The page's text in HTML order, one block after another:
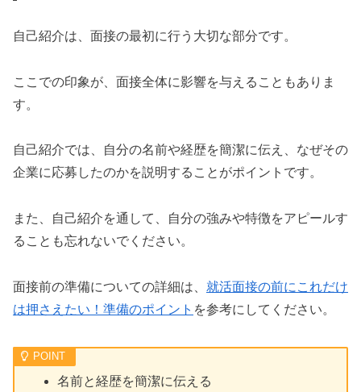
自己紹介は、面接の最初に行う大切な部分です。
ここでの印象が、面接全体に影響を与えることもありま
す。
自己紹介では、自分の名前や経歴を簡潔に伝え、なぜその
企業に応募したのかを説明することがポイントです。
また、自己紹介を通して、自分の強みや特徴をアピールす
ることも忘れないでください。
面接前の準備についての詳細は、 就活面接の前にこれだけ
は押さえたい！準備のポイント を参考にしてください。
名前と経歴を簡潔に伝える